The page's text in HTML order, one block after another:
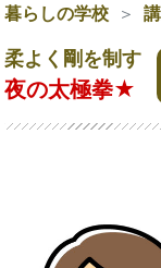
暮らしの学校
柔よく剛を制す
夜の太極拳★